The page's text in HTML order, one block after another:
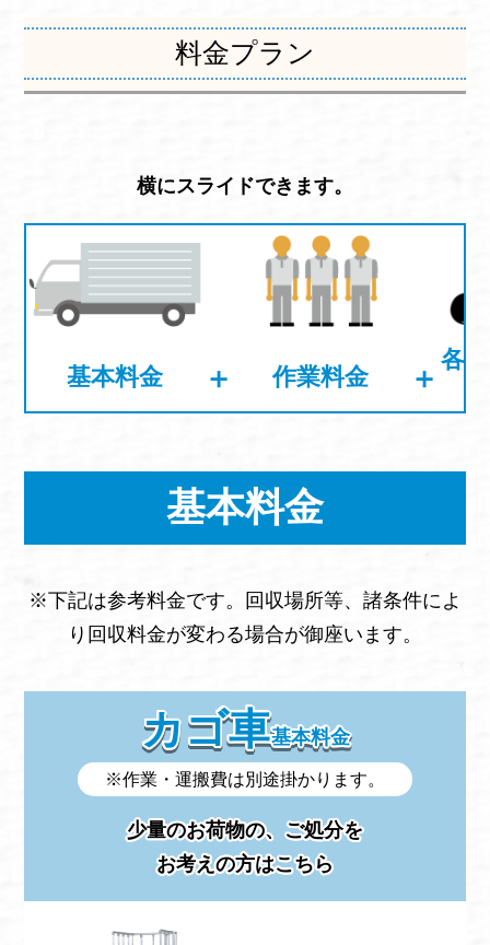
料金プラン
横にスライドできます。
基本料金 ＋ 作業料金 ＋
各
基本料金
※下記は参考料金です。回収場所等、諸条件によ
り回収料金が変わる場合が御座います。
カゴ車基本料金
※作業・運搬費は別途掛かります。
少量のお荷物の、ご処分を
お考えの方はこちら